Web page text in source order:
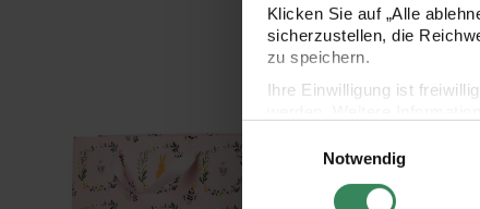
Klicken Sie auf „Alle
sicherzustellen, die
zu speichern.
Ihre Einwilligung ist
Impressum
Datenschutz
Notwendig
Hop mintPaper Poetry Geschenktüte Bunny Hop Blumenkranz